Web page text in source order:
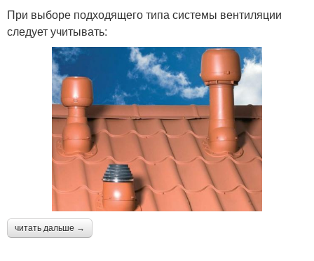
При выборе подходящего типа системы вентиляции
следует учитывать:
читать дальше →